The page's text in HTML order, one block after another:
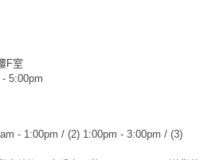
F室
5:00pm
- 1:00pm / (2) 1:00pm - 3:00pm / (3)